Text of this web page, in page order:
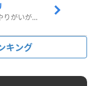
ペットを育ってポイ活しよう！可愛くやりがいがある新感覚アプリ
キング